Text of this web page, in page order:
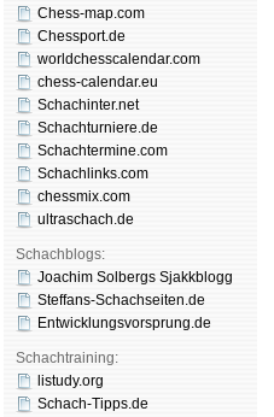
Chess-map.com
Chessport.de
worldchesscalendar.com
chess-calendar.eu
Schachinter.net
Schachturniere.de
Schachtermine.com
Schachlinks.com
chessmix.com
ultraschach.de
Schachblogs:
Joachim Solbergs Sjakkblogg
Steffans-Schachseiten.de
Entwicklungsvorsprung.de
Schachtraining:
listudy.org
Schach-Tipps.de